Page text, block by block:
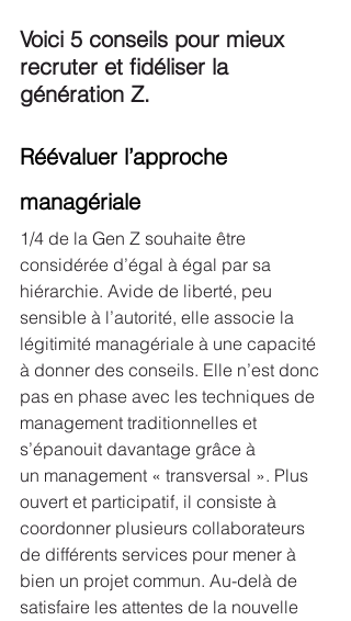
Voici 5 conseils pour mieux
recruter et fidéliser la
génération Z.
Réévaluer l’approche
managériale
1/4 de la Gen Z souhaite être
considérée d’égal à égal par sa
hiérarchie. Avide de liberté, peu
sensible à l’autorité, elle associe la
légitimité managériale à une capacité
à donner des conseils. Elle n’est donc
pas en phase avec les techniques de
management traditionnelles et
s’épanouit davantage grâce à
un management « transversal ». Plus
ouvert et participatif, il consiste à
coordonner plusieurs collaborateurs
de différents services pour mener à
bien un projet commun. Au-delà de
satisfaire les attentes de la nouvelle